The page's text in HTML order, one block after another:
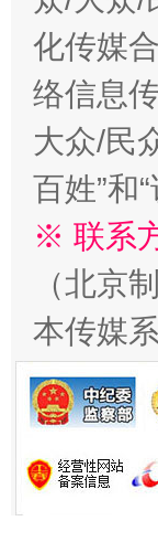
在
化传媒
络信息
大众/民
百姓”和
※ 联系
（北京
本传媒